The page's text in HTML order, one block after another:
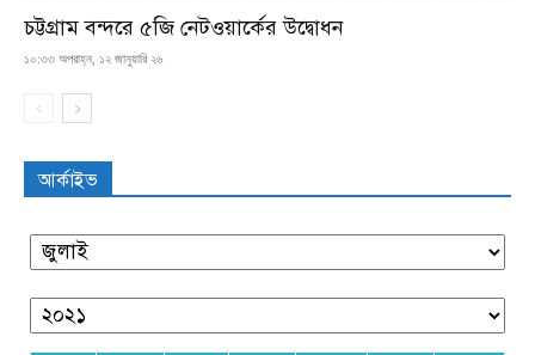
চট্টগ্রাম বন্দরে ৫জি নেটওয়ার্কের উদ্বোধন
১০:৩৩ অপরাহ্ন, ১২ জানুয়ারি ২৬
আর্কাইভ